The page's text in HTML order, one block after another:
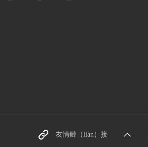
友情鏈（liàn）接
東莞螺絲廠家